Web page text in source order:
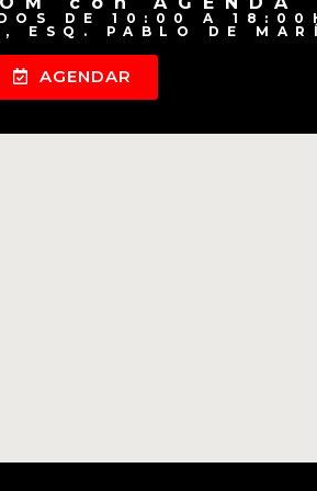
DE 10:00 A
ESQ. PABLO DE
AGENDAR